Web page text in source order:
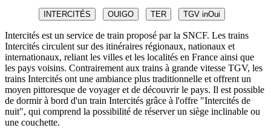
INTERCITÉS OUIGO TER TGV inOui
Intercités est un service de train proposé par la SNCF. Les trains
Intercités circulent sur des itinéraires régionaux, nationaux et
internationaux, reliant les villes et les localités en France ainsi que
les pays voisins. Contrairement aux trains à grande vitesse TGV, les
trains Intercités ont une ambiance plus traditionnelle et offrent un
moyen pittoresque de voyager et de découvrir le pays. Il est possible
de dormir à bord d'un train Intercités grâce à l'offre "Intercités de
nuit", qui comprend la possibilité de réserver un siège inclinable ou
une couchette.